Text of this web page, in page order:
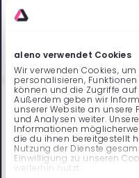
aleno verwendet Cookies
Wir verwenden Cookies,
personalisieren,
können und die Zugriffe
Außerdem geben wir
unserer Website an unsere
und Analysen weiter.
Informationen
die du ihnen bereitgestellt
Nutzung der Dienste
Einwilligung zu unseren
weiterhin nutzt.